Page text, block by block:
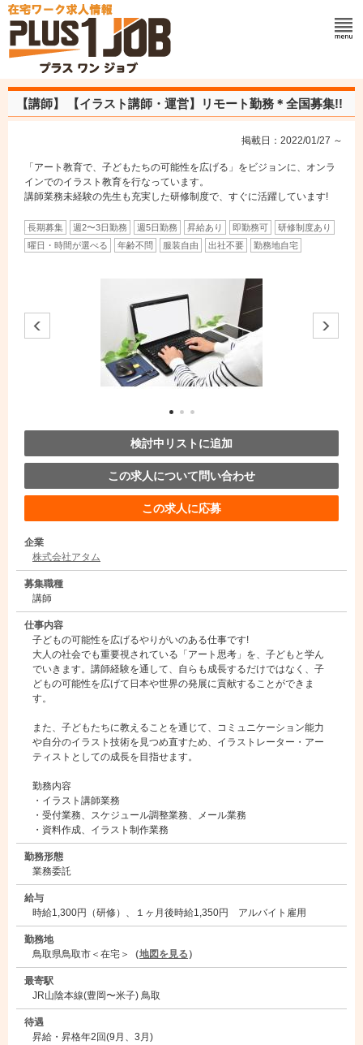
【講師】 【イラスト講師・運営】リモート勤務＊全国募集!!
掲載日：2022/01/27 ～
「アート教育で、子どもたちの可能性を広げる」をビジョンに、オンラ
インでのイラスト教育を行なっています。
講師業務未経験の先生も充実した研修制度で、すぐに活躍しています!
長期募集 週2〜3日勤務 週5日勤務 昇給あり 即勤務可
研修制度あり
曜日・時間が選べる
年齢不問 服装自由 出社不要 勤務地自宅
検討中リストに追加
この求人について問い合わせ
この求人に応募
企業
株式会社アタム
募集職種
講師
仕事内容
子どもの可能性を広げるやりがいのある仕事です!
大人の社会でも重要視されている「アート思考」を、子どもと学ん
でいきます。講師経験を通して、自らも成長するだけではなく、子
どもの可能性を広げて日本や世界の発展に貢献することができま
す。
また、子どもたちに教えることを通じて、コミュニケーション能力
や自分のイラスト技術を見つめ直すため、イラストレーター・アー
ティストとしての成長を目指せます。
勤務内容
・イラスト講師業務
・受付業務、スケジュール調整業務、メール業務
・資料作成、イラスト制作業務
勤務形態
業務委託
給与
時給1,300円（研修）、１ヶ月後時給1,350円 アルバイト雇用
勤務地
鳥取県鳥取市＜在宅＞
（地図を見る ）
最寄駅
JR山陰本線(豊岡〜米子) 鳥取
待遇
昇給・昇格年2回(9月、3月)